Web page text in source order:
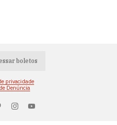
boletos
privacidade
Denúncia